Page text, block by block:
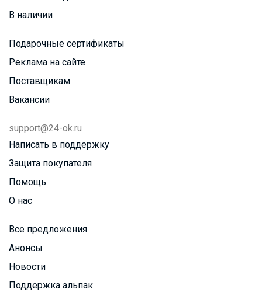
В наличии
Подарочные сертификаты
Реклама на сайте
Поставщикам
Вакансии
support@24-ok.ru
Написать в поддержку
Защита покупателя
Помощь
О нас
Все предложения
Анонсы
Новости
Поддержка альпак